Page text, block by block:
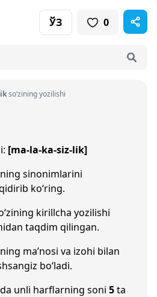
ЎЗ 0
so‘zining yozilishi
[ma-la-ka-siz-lik]
sinonimlarini
ko‘ring.
kirillcha yozilishi
taqdim qilingan.
ma’nosi va izohi bilan
bo‘ladi.
unli harflarning soni 5ta